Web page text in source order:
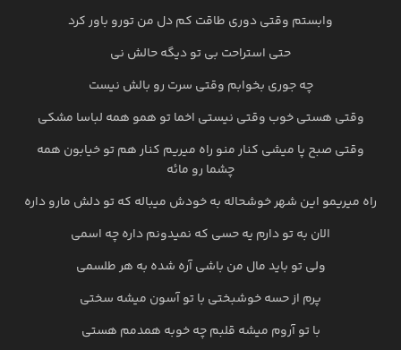
وابستم وقتی دوری طاقت کم دل من تورو باور کرد
حتی استراحت بی تو دیگه حالش نی
چه جوری بخوابم وقتی سرت رو بالش نیست
وقتی هستی خوب وقتی نیستی اخما تو همو همه لباسا مشکی
وقتی صبح پا میشی کنار منو راه میریم کنار هم تو خیابون همه
چشما رو مائه
راه میریمو این شهر خوشحاله به خودش میباله که تو دلش مارو داره
الان به تو دارم یه حسی که نمیدونم داره چه اسمی
ولی تو باید مال من باشی آره شده به هر طلسمی
پرم از حسه خوشبختی با تو آسون میشه سختی
با تو آروم میشه قلبم چه خوبه همدمم هستی